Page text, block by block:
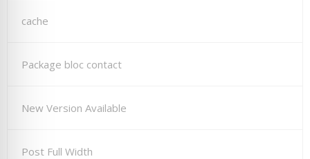
cache
Package bloc contact
New Version Available
Post Full Width